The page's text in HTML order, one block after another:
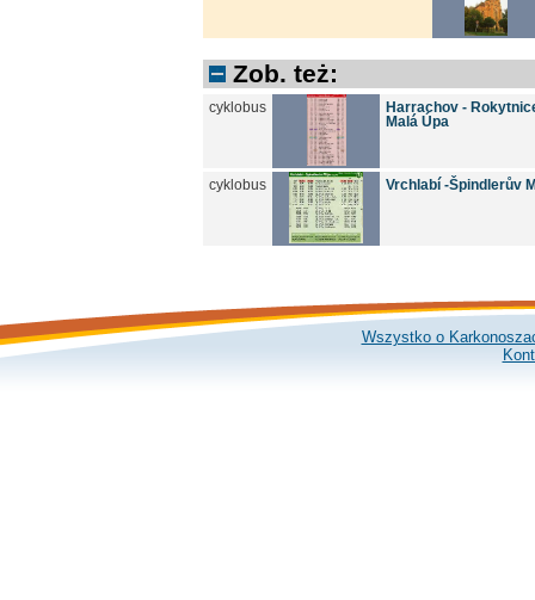
Zob. też:
cyklobus
Harrachov -
Malá Úpa
cyklobus Vrchlabí -Špindlerův
Wszystko o